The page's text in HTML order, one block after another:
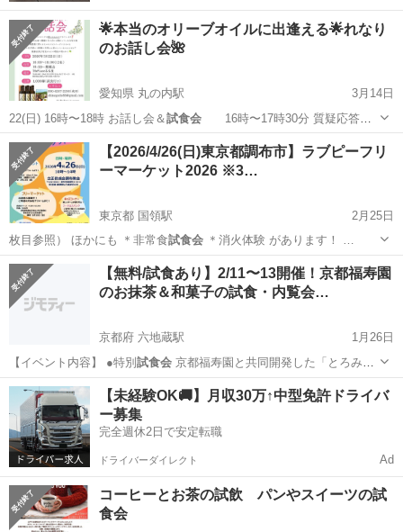
🌟本当のオリーブオイルに出逢える🌟れなり
のお話し会🌺
愛知県 丸の内駅
3月14日
22(日) 16時〜18時 お話し会＆試食会16時〜17時30分 質疑応答と
談…
愛知 名古屋市 その他 無農薬
【2026/4/26(日)東京都調布市】ラブピーフリ
ーマーケット2026 ※3…
東京都 国領駅
2月25日
枚目参照） ほかにも ＊非常食試食会 ＊消火体験 があります！ …
東京 国領駅 フリーマーケット
ステージイベント
【無料/試食あり】2/11〜13開催！京都福寿園
のお抹茶＆和菓子の試食・内覧会…
京都府 六地蔵駅
1月26日
【イベント内容】 ●特別 試食会京都福寿園と共同開発した「とろみ
抹…
京都 京都市 六地蔵駅 セミナー 抹茶
【未経験OK🚚】月収30万↑中型免許ドライバ
ー募集
完全週休2日で安定転職
ドライバーダイレクト Ad
コーヒーとお茶の試飲 パンやスイーツの試
食会